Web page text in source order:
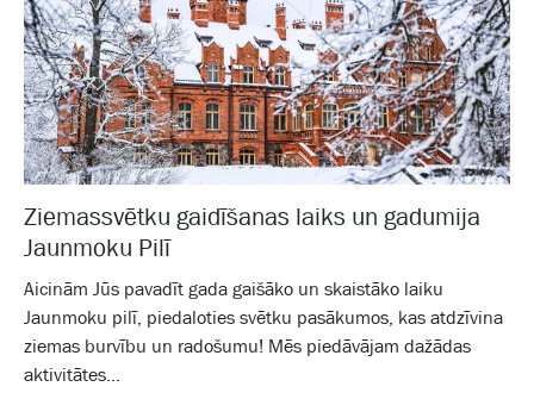
Ziemassvētku gaidīšanas laiks un gadumija
Jaunmoku Pilī
Aicinām Jūs pavadīt gada gaišāko un skaistāko laiku
Jaunmoku pilī, piedaloties svētku pasākumos, kas atdzīvina
ziemas burvību un radošumu! Mēs piedāvājam dažādas
aktivitātes...